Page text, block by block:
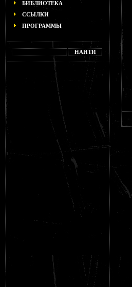
БИБЛИОТЕКА
ССЫЛКИ
ПРОГРАММЫ